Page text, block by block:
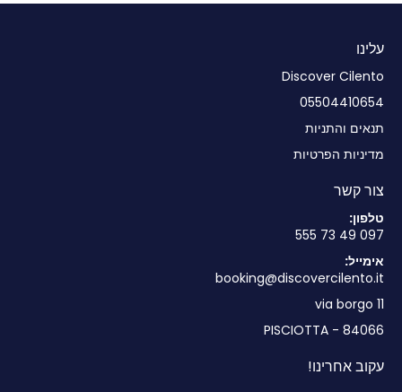
עלינו
Discover Cilento
05504410654
תנאים והתניות
מדיניות הפרטיות
צור קשר
טלפון:
097 49 73 555
אימייל:
booking@discovercilento.it
via borgo 11
84066 - PISCIOTTA
עקוב אחרינו!